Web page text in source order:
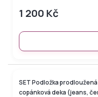
1 200 Kč
SET Podložka
copánková deka (jeans,